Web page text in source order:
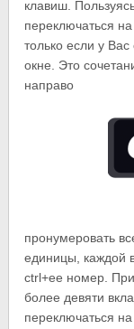
клавиш.
переключаться
только если у
окне. Это
направо
пронумеровать
единицы, каждой
ctrl+ее номер.
более девяти
переключаться